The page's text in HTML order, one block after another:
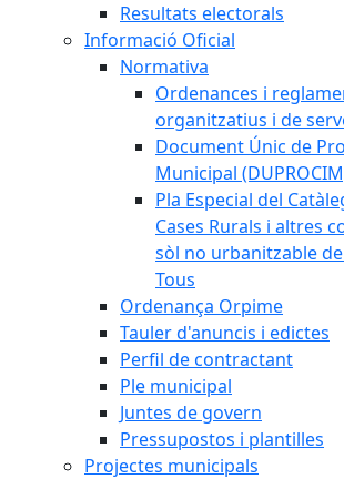
Resultats electorals
Informació Oficial
Normativa
Ordenances i
organitzatius i de
Document Únic de
Municipal
Pla Especial del
Cases Rurals i altres
sòl no urbanitzable
Tous
Ordenança Orpime
Tauler d'anuncis i edictes
Perfil de contractant
Ple municipal
Juntes de govern
Pressupostos i plantilles
Projectes municipals